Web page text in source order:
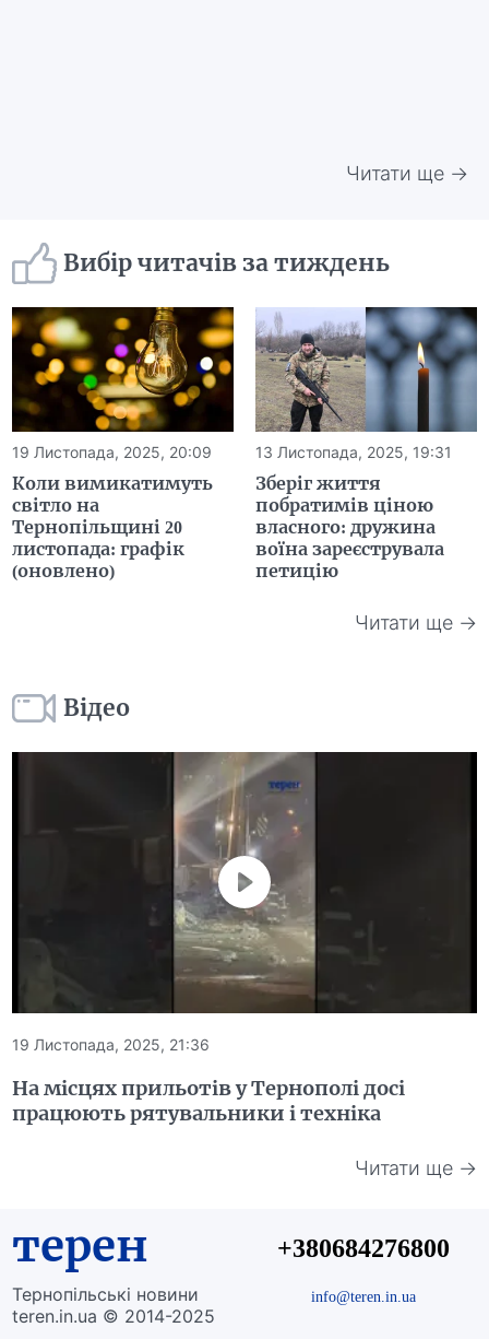
Читати ще →
Вибір читачів за тиждень
19 Листопада, 2025, 20:09
Коли вимикатимуть
світло на
Тернопільщині 20
листопада: графік
(оновлено)
13 Листопада, 2025, 19:31
Зберіг життя
побратимів ціною
власного: дружина
воїна зареєструвала
петицію
Читати ще →
Відео
19 Листопада, 2025, 21:36
На місцях прильотів у Тернополі досі
працюють рятувальники і техніка
Читати ще →
терен
Тернопільські новини
teren.in.ua © 2014-2025
+380684276800
info@teren.in.ua